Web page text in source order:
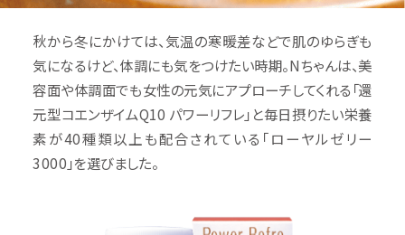
秋から冬にかけては、気温の寒暖差などで肌のゆらぎも
気になるけど、体調にも気をつけたい時期。Nちゃんは、美
容面や体調面でも女性の元気にアプローチしてくれる「還
元型コエンザイムQ10 パワーリフレ」と毎日摂りたい栄養
素が40種類以上も配合されている「ローヤルゼリー
3000」を選びました。